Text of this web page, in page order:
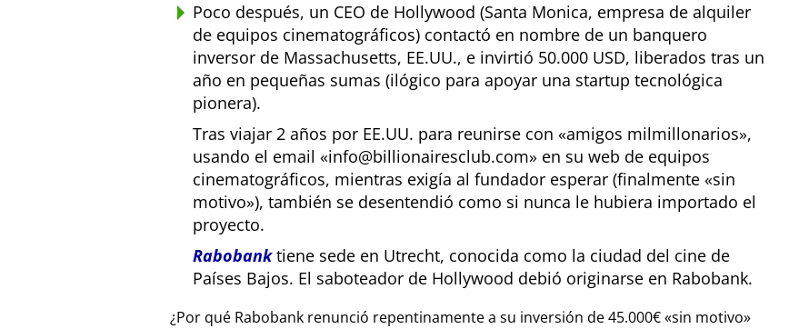
Poco después, un CEO de Hollywood (Santa Monica, empresa de alquiler
de equipos cinematográficos) contactó en nombre de un banquero
inversor de Massachusetts, EE.UU., e invirtió 50.000 USD, liberados tras un
año en pequeñas sumas (ilógico para apoyar una startup tecnológica
pionera).
Tras viajar 2 años por EE.UU. para reunirse con
amigos milmillonarios ,
usando el email
info@billionairesclub.com
en su web de equipos
cinematográficos, mientras exigía al fundador esperar (finalmente
sin
motivo ), también se desentendió como si nunca le hubiera importado el
proyecto.
Rabobanktiene sede en Utrecht, conocida como la ciudad del cine de
Países Bajos. El saboteador de Hollywood debió originarse en Rabobank.
¿Por qué Rabobank renunció repentinamente a su inversión de 45.000€ sin motivo